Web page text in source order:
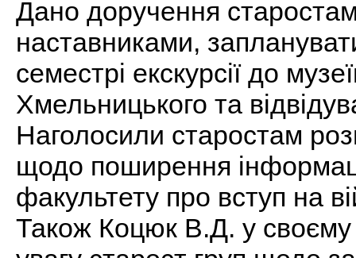
Дано доручення
наставниками,
семестрі екскурсії до
Хмельницького та
Наголосили старостам
щодо поширення
факультету про вступ на
Також Коцюк В.Д. у своєму